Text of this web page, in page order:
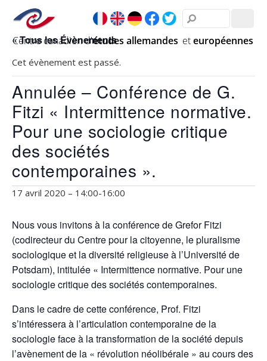
« Tous les Évènements
Cet évènement est passé.
Annulée – Conférence de G.
Fitzi « Intermittence normative.
Pour une sociologie critique
des sociétés
contemporaines ».
17 avril 2020 – 14:00-16:00
Nous vous invitons à la conférence de Grefor Fitzi
(codirecteur du Centre pour la citoyenne, le pluralisme
sociologique et la diversité religieuse à l’Université de
Potsdam), intitulée « Intermittence normative. Pour une
sociologie critique des sociétés contemporaines.
Dans le cadre de cette conférence, Prof. Fitzi
s’intéressera à l’articulation contemporaine de la
sociologie face à la transformation de la société depuis
l’avènement de la « révolution néolibérale » au cours des